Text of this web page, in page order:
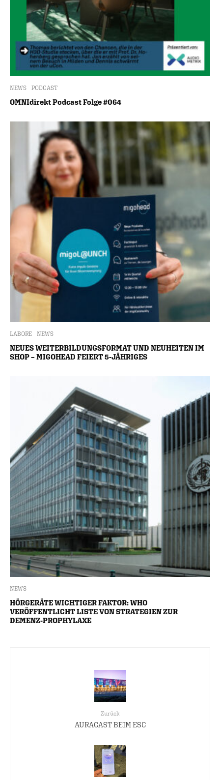
NEWS PODCAST
OMNIdirekt Podcast Folge #064
LABORE NEWS
NEUES WEITERBILDUNGSFORMAT UND NEUHEITEN IM
SHOP – MIGOHEAD FEIERT 5-JÄHRIGES
NEWS
HÖRGERÄTE WICHTIGER FAKTOR: WHO
VERÖFFENTLICHT LISTE VON STRATEGIEN ZUR
DEMENZ-PROPHYLAXE
Zurück
AURACAST BEIM ESC